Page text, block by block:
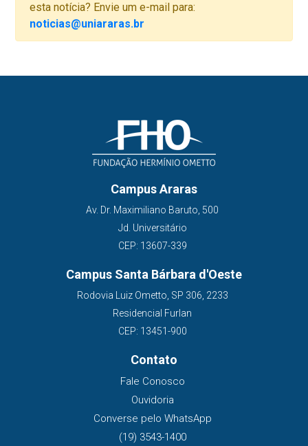
esta notícia? Envie um e-mail para:
noticias@uniararas.br
Campus Araras
Av. Dr. Maximiliano Baruto, 500
Jd. Universitário
CEP: 13607-339
Campus Santa Bárbara d'Oeste
Rodovia Luiz Ometto, SP 306, 2233
Residencial Furlan
CEP: 13451-900
Contato
Fale Conosco
Ouvidoria
Converse pelo WhatsApp
(19) 3543-1400